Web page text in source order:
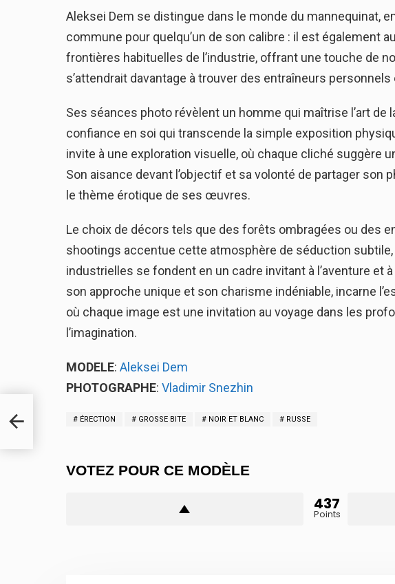
Aleksei Dem se distingue dans le monde du mannequinat,
commune pour quelqu’un de son calibre : il est également
frontières habituelles de l’industrie, offrant une touche de
s’attendrait davantage à trouver des entraîneurs
Ses séances photo révèlent un homme qui maîtrise l’art de
confiance en soi qui transcende la simple exposition
invite à une exploration visuelle, où chaque cliché suggère
Son aisance devant l’objectif et sa volonté de partager son
le thème érotique de ses œuvres.
Le choix de décors tels que des forêts ombragées ou des
shootings accentue cette atmosphère de séduction
industrielles se fondent en un cadre invitant à l’aventure et
son approche unique et son charisme indéniable, incarne
où chaque image est une invitation au voyage dans les
l’imagination.
MODELE: Aleksei Dem
PHOTOGRAPHE: Vladimir Snezhin
ÉRECTION GROSSE BITE NOIR ET BLANC RUSSE
VOTEZ POUR CE MODÈLE
437
Points